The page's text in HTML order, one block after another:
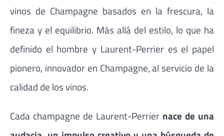
vinos de Champagne basados en la frescura, la
fineza y el equilibrio. Más allá del estilo, lo que ha
definido el hombre y Laurent-Perrier es el papel
pionero, innovador en Champagne, al servicio de la
calidad de los vinos.
Cada champagne de Laurent-Perrier nace de una